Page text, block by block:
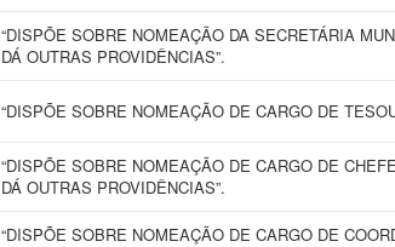
“DISPÕE SOBRE NOMEAÇÃO DA SECRETÁRIA
DÁ OUTRAS PROVIDÊNCIAS”.
“DISPÕE SOBRE NOMEAÇÃO DE CARGO DE
“DISPÕE SOBRE NOMEAÇÃO DE CARGO DE
DÁ OUTRAS PROVIDÊNCIAS”.
“DISPÕE SOBRE NOMEAÇÃO DE CARGO DE